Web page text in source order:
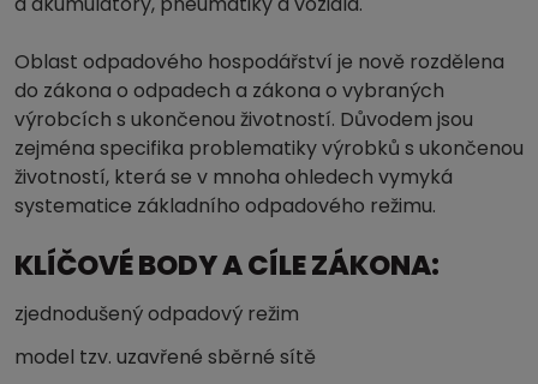
Oblast odpadového hospodářství je nově rozdělena
do zákona o odpadech a zákona o vybraných
výrobcích s ukončenou životností. Důvodem jsou
zejména specifika problematiky výrobků s ukončenou
životností, která se v mnoha ohledech vymyká
systematice základního odpadového režimu.
KLÍČOVÉ BODY A CÍLE ZÁKONA:
zjednodušený odpadový režim
model tzv. uzavřené sběrné sítě